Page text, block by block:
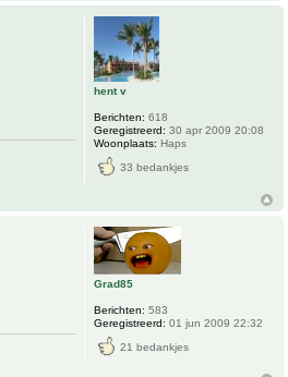
hent v
Berichten: 618
Geregistreerd: 30 apr 2009 20:08
Woonplaats: Haps
33 bedankjes
Grad85
Berichten: 583
Geregistreerd: 01 jun 2009 22:32
21 bedankjes